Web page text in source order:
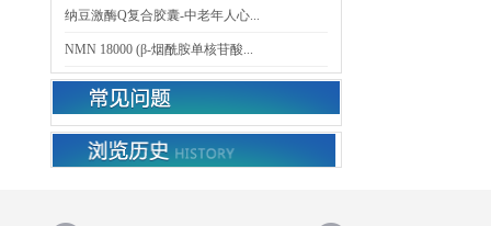
纳豆激酶Q复合胶囊-中老年人心...
NMN 18000 (β-烟酰胺单核苷酸...